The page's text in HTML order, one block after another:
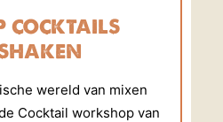
cocktails
wereld van mixen
Cocktail workshop van